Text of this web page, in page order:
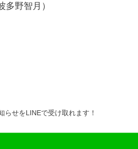
野智月）
らせをLINEで受け取れます！